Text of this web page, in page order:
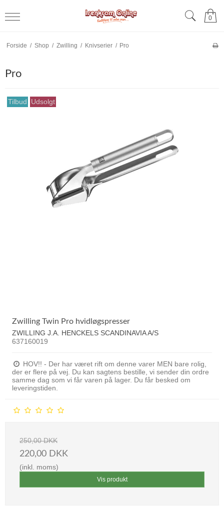
0
Forside / Shop / Zwilling / Knivserier / Pro
Pro
Tilbud Udsolgt
Zwilling Twin Pro hvidløgspresser
ZWILLING J.A. HENCKELS SCANDINAVIA A/S
637160019
HOV!! - Der har været rift om denne varer MEN bare rolig,
der er flere på vej. Du kan sagtens bestille, vi sender din ordre
samme dag som vi får varen på lager. Du får besked om
leveringstiden.
250,00 DKK
220,00 DKK
(inkl. moms)
Vis produkt